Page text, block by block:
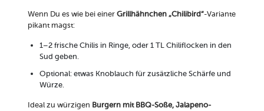
Wenn Du es wie bei einer Grillhähnchen „Chilibird“-Variante
pikant magst:
1–2 frische Chilis in Ringe, oder 1 TL Chiliflocken in den
Sud geben.
Optional: etwas Knoblauch für zusätzliche Schärfe und
Würze.
Ideal zu würzigen Burgern mit BBQ-Soße, Jalapeno-